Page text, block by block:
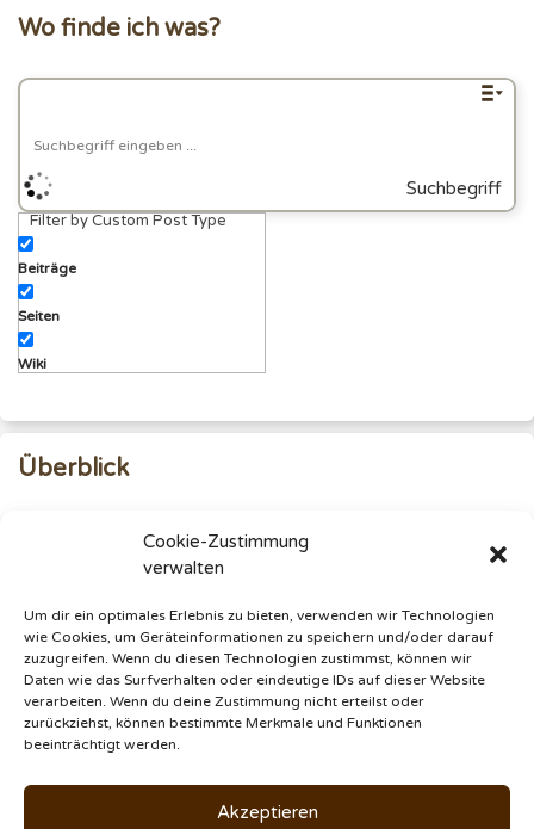
Cookie-Zustimmung
verwalten
Um dir ein optimales Erlebnis zu bieten, verwenden wir Technologien
wie Cookies, um Geräteinformationen zu speichern und/oder darauf
zuzugreifen. Wenn du diesen Technologien zustimmst, können wir
Daten wie das Surfverhalten oder eindeutige IDs auf dieser Website
verarbeiten. Wenn du deine Zustimmung nicht erteilst oder
zurückziehst, können bestimmte Merkmale und Funktionen
beeinträchtigt werden.
Akzeptieren
Wo finde ich was?
Suchbegriff
Filter by Custom Post Type
Beiträge
Seiten
Wiki
Überblick
Käfig sinnvoll aufteilen
Ebene 1: Schlafen & Sitzen
Ebene 3: Futter & weitere Angebote
Ebene 4: Einstreu
© 2020 - 2026 Thorsten Hoeppner|Über•Kontakt